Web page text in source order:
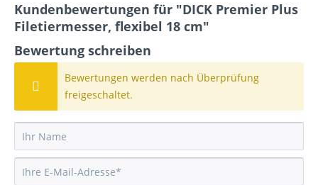
Kundenbewertungen für "DICK Premier Plus
Filetiermesser, flexibel 18 cm"
Bewertung schreiben
Bewertungen werden nach Überprüfung
freigeschaltet.